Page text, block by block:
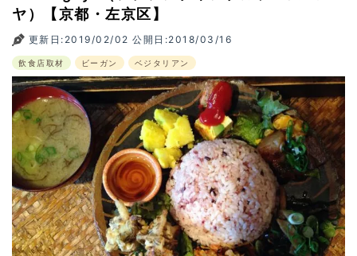
ヤ）【京都・左京区】
更新日:2019/02/02 公開日:2018/03/16
飲食店取材 ビーガン ベジタリアン